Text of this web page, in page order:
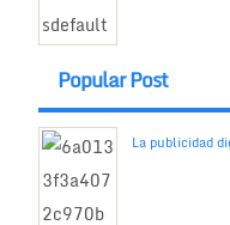
Popular Post
La publicidad